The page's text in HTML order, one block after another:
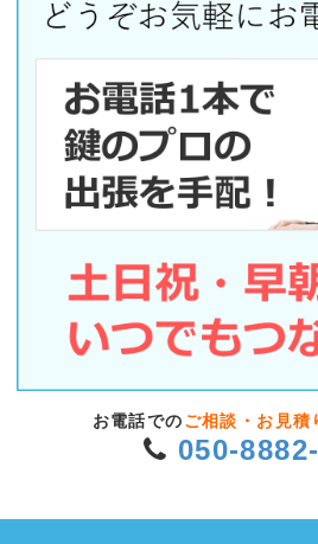
お電話での ご相談・お見積
050-